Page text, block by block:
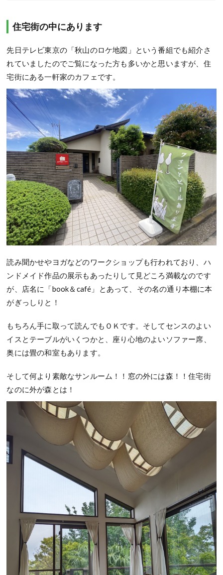
住宅街の中にあります
先日テレビ東京の「秋山のロケ地図」という番組でも紹介さ
れていましたのでご覧になった方も多いかと思いますが、住
宅街にある一軒家のカフェです。
読み聞かせやヨガなどのワークショップも行われており、ハ
ンドメイド作品の展示もあったりして見どころ満載なのです
が、店名に「book＆café」とあって、その名の通り本棚に本
がぎっしりと！
もちろん手に取って読んでもＯＫです。そしてセンスのよい
イスとテーブルがいくつかと、座り心地のよいソファー席、
奥には畳の和室もあります。
そして何より素敵なサンルーム！！窓の外には森！！住宅街
なのに外が森とは！